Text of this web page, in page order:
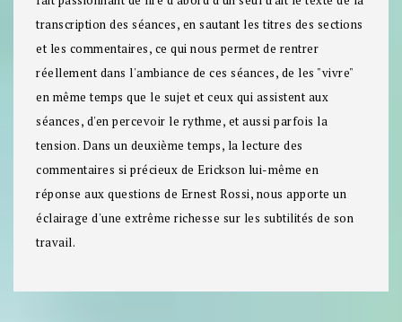
transcription des séances, en sautant les titres des sections
et les commentaires, ce qui nous permet de rentrer
réellement dans l'ambiance de ces séances, de les "vivre"
en même temps que le sujet et ceux qui assistent aux
séances, d'en percevoir le rythme, et aussi parfois la
tension. Dans un deuxième temps, la lecture des
commentaires si précieux de Erickson lui-même en
réponse aux questions de Ernest Rossi, nous apporte un
éclairage d'une extrême richesse sur les subtilités de son
travail.